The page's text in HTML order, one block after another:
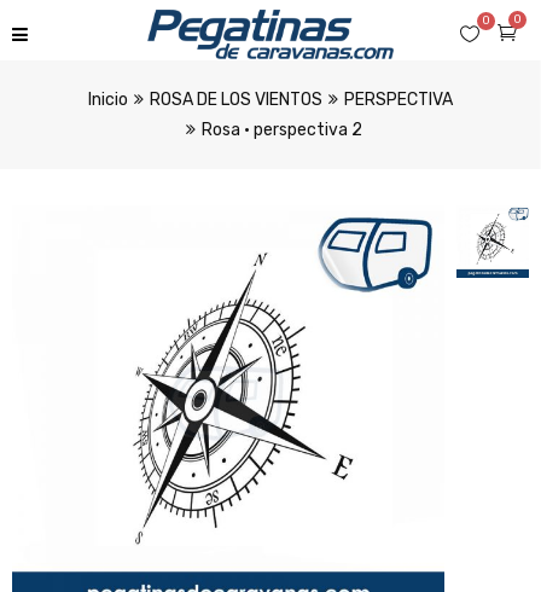
0
0
Inicio ROSA DE LOS VIENTOS
PERSPECTIVA
Rosa · perspectiva 2